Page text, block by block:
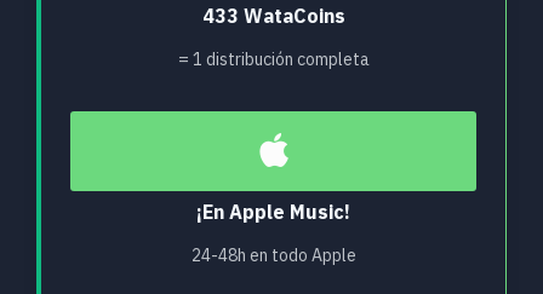
433 WataCoins
= 1 distribución completa
¡En Apple Music!
24-48h en todo Apple